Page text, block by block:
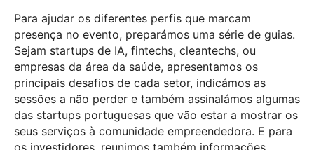
Para ajudar os diferentes perfis que marcam
presença no evento, preparámos uma série de guias.
Sejam startups de IA, fintechs, cleantechs, ou
empresas da área da saúde, apresentamos os
principais desafios de cada setor, indicámos as
sessões a não perder e também assinalámos algumas
das startups portuguesas que vão estar a mostrar os
seus serviços à comunidade empreendedora. E para
os investidores, reunimos também informações